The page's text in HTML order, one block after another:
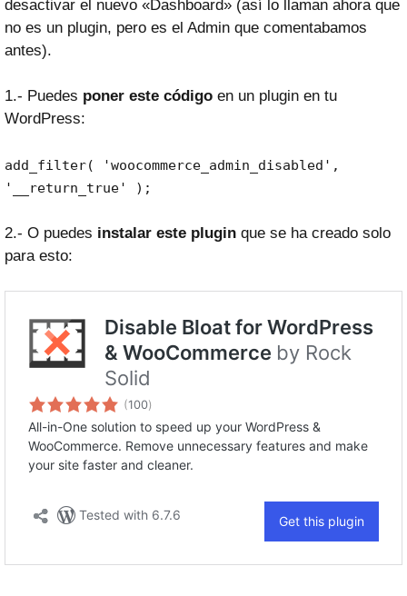
desactivar el nuevo «Dashboard» (así lo llaman ahora que
no es un plugin, pero es el Admin que comentabamos
antes).
1.- Puedes poner este código en un plugin en tu
WordPress:
add_filter( 'woocommerce_admin_disabled',
'__return_true' );
2.- O puedes instalar este plugin que se ha creado solo
para esto: